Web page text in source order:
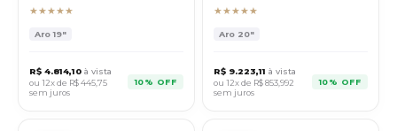
★★★★★
Aro19"
R$ 4.814,10 à vista
ou 12x de R$445,75
sem juros
10% OFF
★★★★★
Aro 20"
R$ 9.223,11 à vista
ou 12x de R$853,992
sem juros
10% OFF